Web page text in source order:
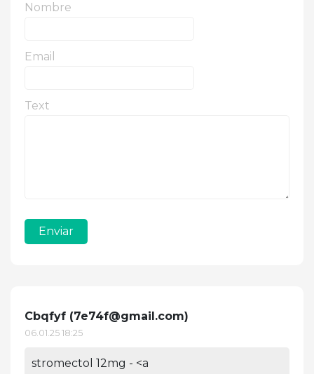
Nombre
Email
Text
Enviar
Cbqfyf (7e74f@gmail.com)
06.01.25 18:25
stromectol 12mg - <a